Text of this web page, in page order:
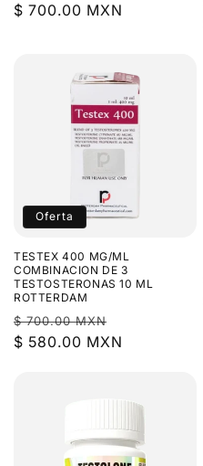
habitual
de
$ 700.00 MXN
Oferta
TESTEX 400 MG/ML
COMBINACION DE 3
TESTOSTERONAS 10 ML
ROTTERDAM
Precio
habitual
$ 700.00 MXN
de
$ 580.00 MXN